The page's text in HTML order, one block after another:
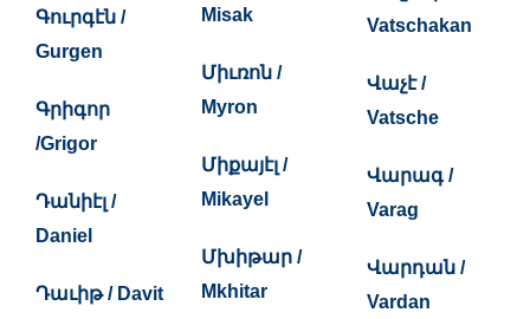
Գուրգէն /
Gurgen
Գրիգոր
/Grigor
Դանիէլ /
Daniel
Դաւիթ / Davit
Misak
Միւռոն /
Myron
Միքայէլ /
Mikayel
Մխիթար /
Mkhitar
Vatschakan
Վաչէ /
Vatsche
Վարագ /
Varag
Վարդան /
Vardan